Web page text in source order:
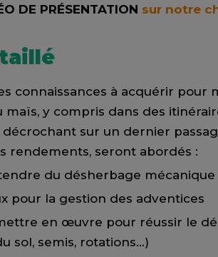
DE PRÉSENTATION sur notre
connaissances à acquérir pour
maïs, y compris dans des
sur un dernier
rendements, seront abordés :
du désherbage mécanique
pour la gestion des adventices
en œuvre pour réussir le
sol, semis, rotations…)